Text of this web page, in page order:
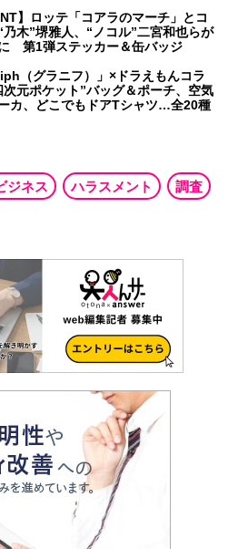
】ロッテ「コアラのマーチ」とコ
木”堺雅人、“ノコル”二宮和也らが
第1弾ステッカー＆缶バッジ
（グラニフ）」×ドラえもんコラ
元ポケット”バッグ＆ポーチ、空気
カ、どこでもドアTシャツ…全20種
ジネス ハラスメント 調査